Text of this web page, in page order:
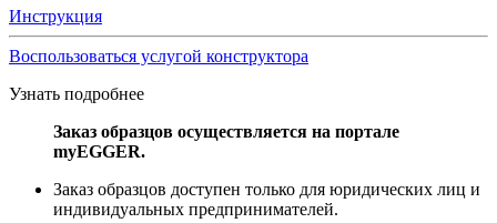
Инструкция
Воспользоваться услугой конструктора
Узнать подробнее
Заказ образцов осуществляется на портале
myEGGER.
Заказ образцов доступен только для юридических лиц и
индивидуальных предпринимателей.